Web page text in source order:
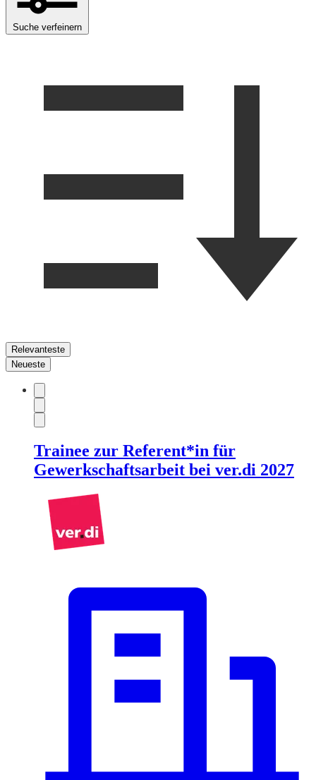
Suche verfeinern
Relevanteste
Neueste
Trainee zur Referent*in für
Gewerkschaftsarbeit bei ver.di 2027